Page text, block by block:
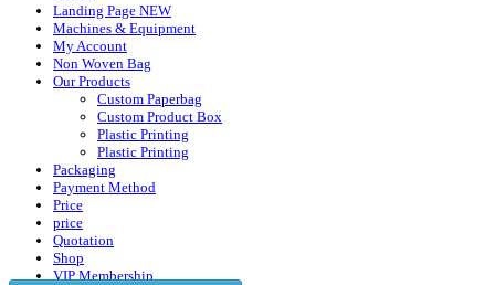
Landing Page NEW
Machines & Equipment
My Account
Non Woven Bag
Our Products
Custom Paperbag
Custom Product Box
Plastic Printing
Plastic Printing
Packaging
Payment Method
Price
price
Quotation
Shop
VIP Membership